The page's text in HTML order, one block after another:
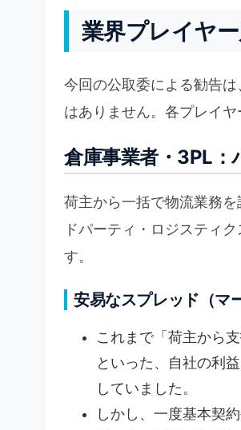
業界プレイヤ
今回の公取委による勧告
はありません。各プレイ
倉庫事業者・3PL：
荷主から一括で物流業務
ドパーティ・ロジスティ
す。
安易なスプレッド（マ
これまで「荷主から
といった、自社の利
していました。
しかし、一度基本契